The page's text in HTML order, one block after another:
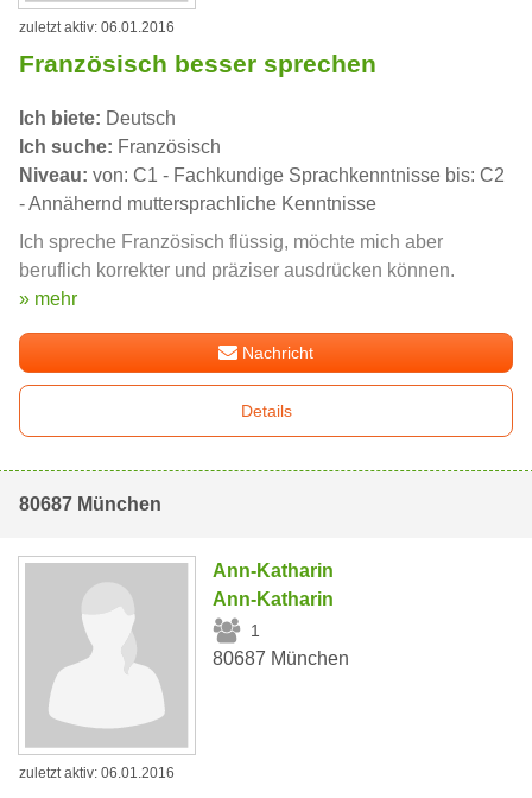
zuletzt aktiv: 06.01.2016
Französisch besser sprechen
Ich biete: Deutsch
Ich suche: Französisch
Niveau: von: C1 - Fachkundige Sprachkenntnisse bis: C2
- Annähernd muttersprachliche Kenntnisse
Ich spreche Französisch flüssig, möchte mich aber
beruflich korrekter und präziser ausdrücken können.
» mehr
Nachricht
Details
80687 München
Ann-Katharin
Ann-Katharin
1
80687 München
zuletzt aktiv: 06.01.2016